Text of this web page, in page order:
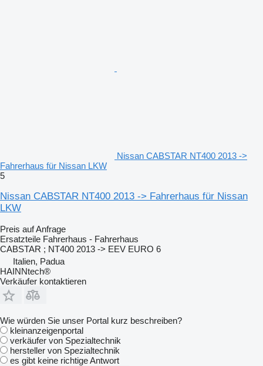
Nissan CABSTAR NT400 2013 ->
Fahrerhaus für Nissan LKW
5
Nissan CABSTAR NT400 2013 -> Fahrerhaus für Nissan
LKW
Preis auf Anfrage
Ersatzteile Fahrerhaus - Fahrerhaus
CABSTAR ; NT400 2013 -> EEV EURO 6
Italien, Padua
HAINNtech®
Verkäufer kontaktieren
Wie würden Sie unser Portal kurz beschreiben?
kleinanzeigenportal
verkäufer von Spezialtechnik
hersteller von Spezialtechnik
es gibt keine richtige Antwort